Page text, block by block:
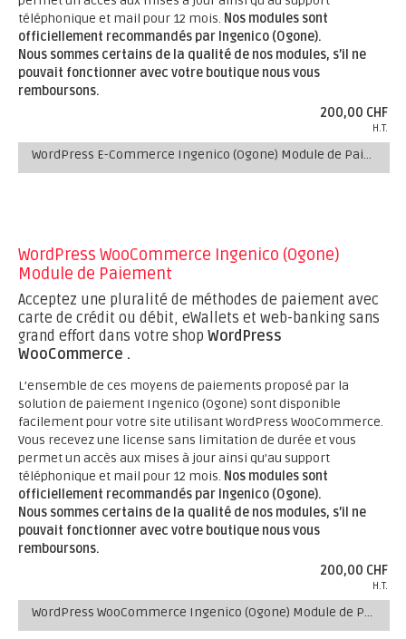
téléphonique et mail pour 12 mois. Nos modules sont
officiellement recommandés par Ingenico (Ogone).
Nous sommes certains de la qualité de nos modules, s’il ne
pouvait fonctionner avec votre boutique nous vous
remboursons.
200,00 CHF
H.T.
WordPress E-Commerce Ingenico (Ogone) Module de Paiement
WordPress WooCommerce Ingenico (Ogone)
Module de Paiement
Acceptez une pluralité de méthodes de paiement avec
carte de crédit ou débit, eWallets et web-banking sans
grand effort dans votre shop WordPress
WooCommerce .
L’ensemble de ces moyens de paiements proposé par la
solution de paiement Ingenico (Ogone) sont disponible
facilement pour votre site utilisant WordPress WooCommerce.
Vous recevez une license sans limitation de durée et vous
permet un accès aux mises à jour ainsi qu’au support
téléphonique et mail pour 12 mois. Nos modules sont
officiellement recommandés par Ingenico (Ogone).
Nous sommes certains de la qualité de nos modules, s’il ne
pouvait fonctionner avec votre boutique nous vous
remboursons.
200,00 CHF
H.T.
WordPress WooCommerce Ingenico (Ogone) Module de Paiement